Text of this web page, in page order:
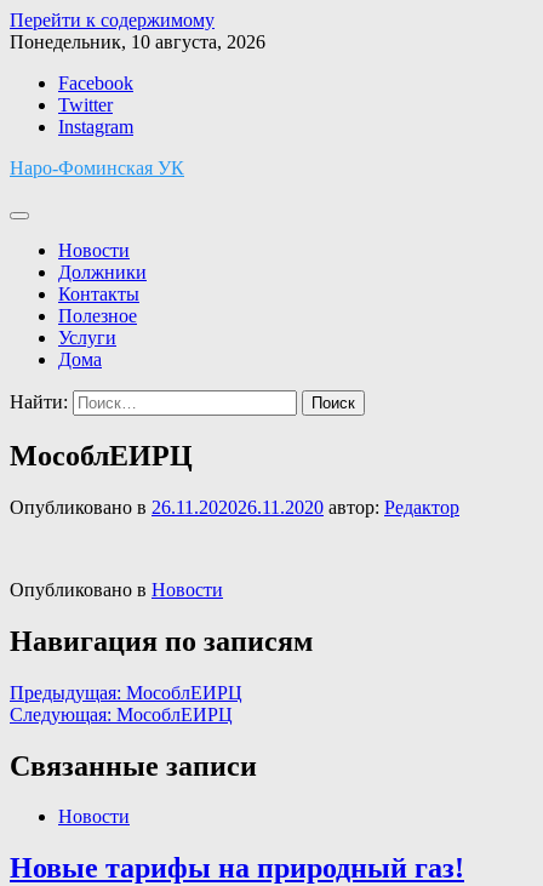
Перейти к содержимому
Понедельник, 10 августа, 2026
Facebook
Twitter
Instagram
Наро-Фоминская УК
Новости
Должники
Контакты
Полезное
Услуги
Дома
Найти:
МособлЕИРЦ
Опубликовано в 26.11.202026.11.2020 автор: Редактор
Опубликовано в Новости
Навигация по записям
Предыдущая: МособлЕИРЦ
Следующая: МособлЕИРЦ
Связанные записи
Новости
Новые тарифы на природный газ!